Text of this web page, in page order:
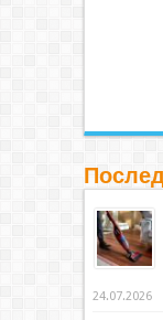
24.07.2026